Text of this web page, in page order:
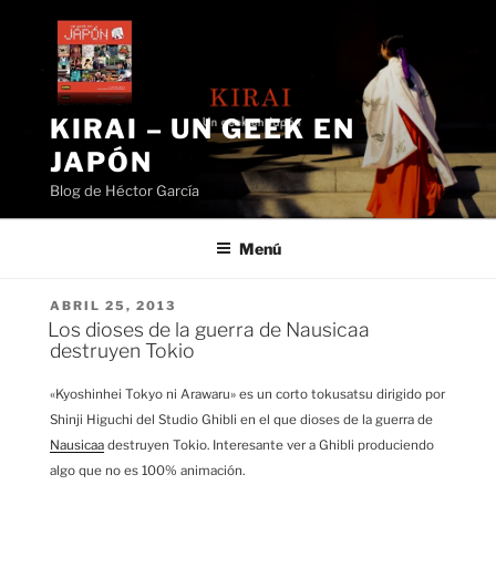
contenido
KIRAI – UN GEEK EN
JAPÓN
Blog de Héctor García
Menú
PUBLICADO
EL
ABRIL 25, 2013
Los dioses de la guerra de Nausicaa
destruyen Tokio
«Kyoshinhei Tokyo ni Arawaru» es un corto tokusatsu dirigido por
Shinji Higuchi del Studio Ghibli en el que dioses de la guerra de
Nausicaa destruyen Tokio. Interesante ver a Ghibli produciendo
algo que no es 100% animación.